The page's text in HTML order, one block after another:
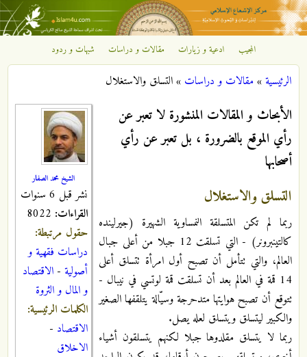
تجاوز إلى المحتوى الرئيسي
مركز
الإشعاع
الإسلامي
المجيب ادعية و زيارات مقالات و دراسات شبهات و ردود
أنت هنا
الرئيسية»مقالات و دراسات »التسلق والاستغلال
الشيخ محمد الصفار
نشر قبل 6 سنوات
القراءات:
حقول مرتبطة:
دراسات فقهية و
أصولية - الاقتصاد
و المال و الثروة
الكلمات الرئيسية:
الاقتصاد -
الاخلاق
الأبحاث و المقالات المنشورة لا تعبر عن
رأي الموقع بالضرورة ، بل تعبر عن رأي
أصحابها
التسلق والاستغلال
ربما لم تكن المتسلقة النمساوية الشهيرة (جيرلينده
كالتينبرونر) - التي تسلقت 12 جبلا من أعلى جبال
العالم، والتي تتأمل أن تصبح أول امرأة تتسلق أعلى
14 قمة في العالم بعد أن تسلقت قمة لوتسي في نيبال -
تتوقع أن تصبح هوايتها متدحرجة وسيّالة يتلقفها الصغير
والكبير ليتسلق ويتسلق لعله يصل.
ربما لا يتسلق مقلدوها جبلا لكنهم يتسلقون أشياء